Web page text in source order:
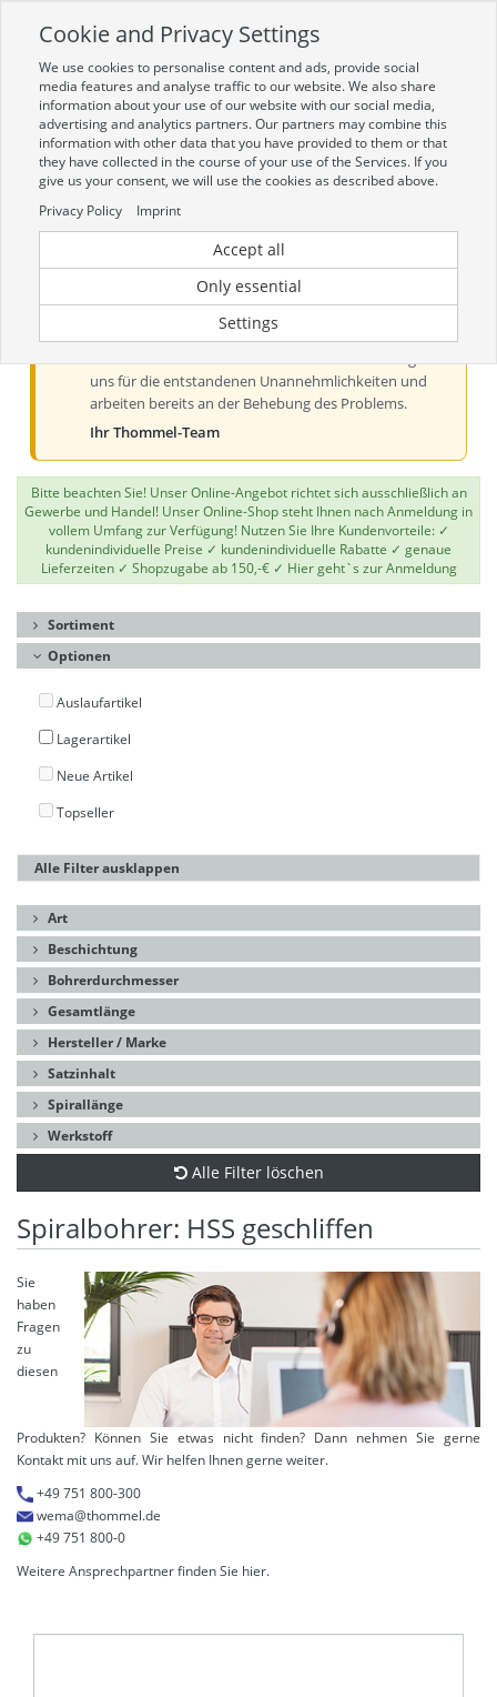
Zur mobilen Kompaktversion (Login erforderlich)
Toggle
navigation
Aktueller Hinweis zur Preis- und
Verfügbarkeitsanzeige
Liebe Kundinnen und Kunden, derzeit kann es bei der
Preis- und Verfügbarkeitsanzeige aus technischen
uns für die entstandenen Unannehmlichkeiten und
arbeiten bereits an der Behebung des Problems.
Ihr Thommel-Team
Bitte beachten Sie! Unser Online-Angebot richtet sich ausschließlich an
Gewerbe und Handel! Unser Online-Shop steht Ihnen nach Anmeldung in
vollem Umfang zur Verfügung! Nutzen Sie Ihre Kundenvorteile: ✓
kundenindividuelle Preise ✓ kundenindividuelle Rabatte ✓ genaue
Lieferzeiten ✓ Shopzugabe ab 150,-€ ✓ Hier geht`s zur Anmeldung
Sortiment
Optionen
Auslaufartikel
Lagerartikel
Neue Artikel
Topseller
Alle Filter ausklappen
Art
Beschichtung
Bohrerdurchmesser
Gesamtlänge
Hersteller / Marke
Satzinhalt
Spirallänge
Werkstoff
Alle Filter löschen
Spiralbohrer: HSS geschliffen
Sie
haben
Fragen
zu
diesen
Produkten? Können Sie etwas nicht finden? Dann nehmen Sie gerne
Kontakt mit uns auf. Wir helfen Ihnen gerne weiter.
+49 751 800-300
wema@thommel.de
+49 751 800-0
Weitere Ansprechpartner finden Sie hier.
Cookie and Privacy Settings
We use cookies to personalise content and ads, provide social
media features and analyse traffic to our website. We also share
information about your use of our website with our social media,
advertising and analytics partners. Our partners may combine this
information with other data that you have provided to them or that
they have collected in the course of your use of the Services. If you
give us your consent, we will use the cookies as described above.
Privacy Policy
Imprint
Accept all
Only essential
Settings